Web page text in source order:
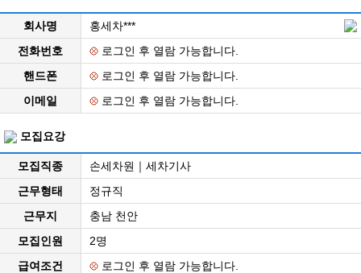
회사명
홍세차***
전화번호
로그인 후 열람 가능합니다.
핸드폰
로그인 후 열람 가능합니다.
이메일
로그인 후 열람 가능합니다.
모집요강
모집직종
손세차원｜세차기사
근무형태
정규직
근무지
충남 천안
모집인원
2명
급여조건
로그인 후 열람 가능합니다.